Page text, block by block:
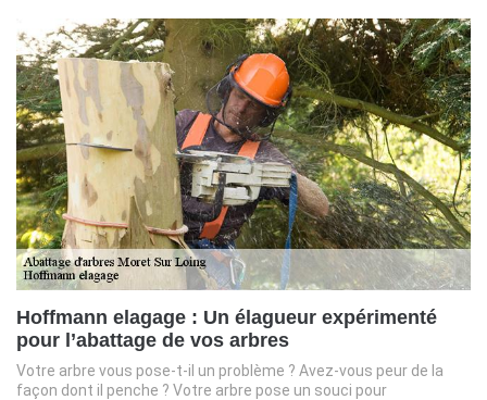
Hoffmann elagage : Un élagueur expérimenté
pour l’abattage de vos arbres
Votre arbre vous pose-t-il un problème ? Avez-vous peur de la
façon dont il penche ? Votre arbre pose un souci pour